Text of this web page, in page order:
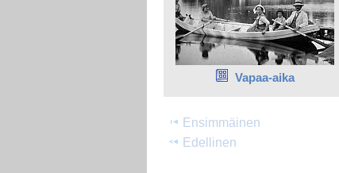
Vapaa-aika
Ensimmäinen
Edellinen